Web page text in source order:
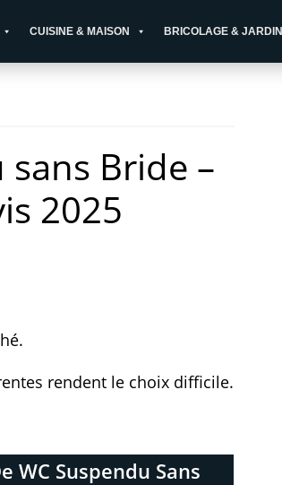
CUISINE & MAISON BRICOLAGE & JARDIN
Bride –
2025
rendent le choix difficile.
WC Suspendu Sans